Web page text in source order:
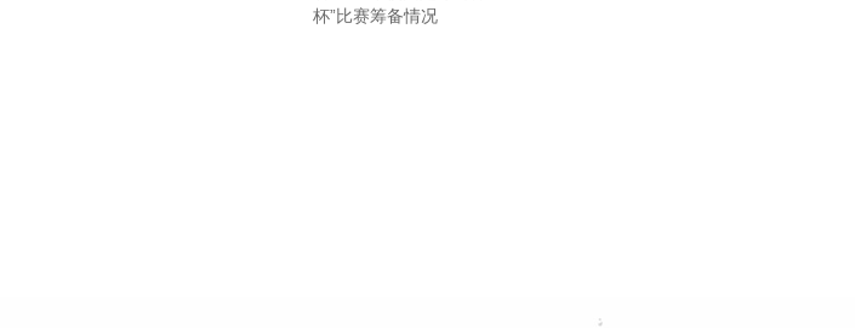
州经绍兴至台州高铁温岭至玉环段（简称杭台高铁温